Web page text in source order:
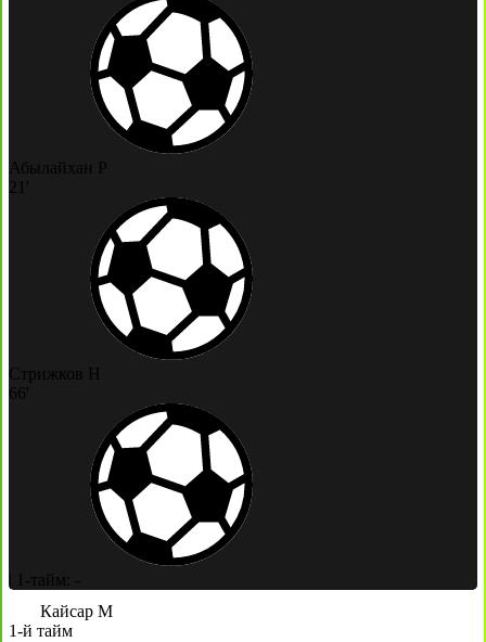
Абылайхан Р
21'
Стрижков Н
66'
1-тайм: -
Кайсар М
1-й тайм